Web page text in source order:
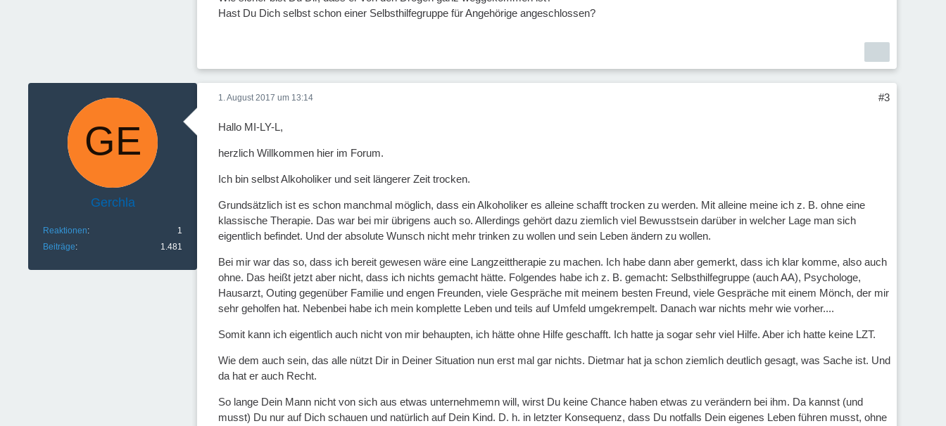
Hast Du Dich selbst schon einer Selbsthilfegruppe für Angehörige angeschlossen?
Gerchla
Reaktionen
1
Beiträge
1.481
1. August 2017 um 13:14 #3
Hallo MI-LY-L,
herzlich Willkommen hier im Forum.
Ich bin selbst Alkoholiker und seit längerer Zeit trocken.
Grundsätzlich ist es schon manchmal möglich, dass ein Alkoholiker es alleine schafft trocken zu werden. Mit alleine meine ich z. B. ohne eine
klassische Therapie. Das war bei mir übrigens auch so. Allerdings gehört dazu ziemlich viel Bewusstsein darüber in welcher Lage man sich
eigentlich befindet. Und der absolute Wunsch nicht mehr trinken zu wollen und sein Leben ändern zu wollen.
Bei mir war das so, dass ich bereit gewesen wäre eine Langzeittherapie zu machen. Ich habe dann aber gemerkt, dass ich klar komme, also auch
ohne. Das heißt jetzt aber nicht, dass ich nichts gemacht hätte. Folgendes habe ich z. B. gemacht: Selbsthilfegruppe (auch AA), Psychologe,
Hausarzt, Outing gegenüber Familie und engen Freunden, viele Gespräche mit meinem besten Freund, viele Gespräche mit einem Mönch, der mir
sehr geholfen hat. Nebenbei habe ich mein komplette Leben und teils auf Umfeld umgekrempelt. Danach war nichts mehr wie vorher....
Somit kann ich eigentlich auch nicht von mir behaupten, ich hätte ohne Hilfe geschafft. Ich hatte ja sogar sehr viel Hilfe. Aber ich hatte keine LZT.
Wie dem auch sein, das alle nützt Dir in Deiner Situation nun erst mal gar nichts. Dietmar hat ja schon ziemlich deutlich gesagt, was Sache ist. Und
da hat er auch Recht.
So lange Dein Mann nicht von sich aus etwas unternehmemn will, wirst Du keine Chance haben etwas zu verändern bei ihm. Da kannst (und
musst) Du nur auf Dich schauen und natürlich auf Dein Kind. D. h. in letzter Konsequenz, dass Du notfalls Dein eigenes Leben führen musst, ohne